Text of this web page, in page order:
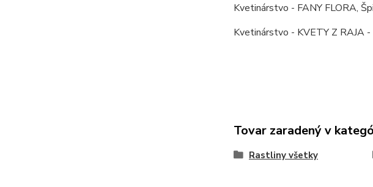
Kvetinárstvo - FANY FLORA,
Kvetinárstvo - KVETY Z RAJA
Tovar zaradený v
Rastliny všetky